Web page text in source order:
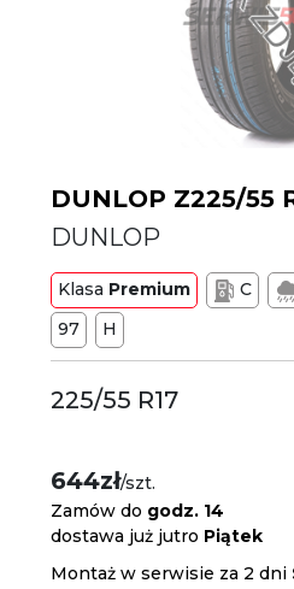
DUNLOP Z225/55
DUNLOP
Klasa Premium C
97
H
225/55 R17
644zł/szt.
Zamów do godz. 14
dostawa już jutro Piątek
Montaż w serwisie za 2 dni